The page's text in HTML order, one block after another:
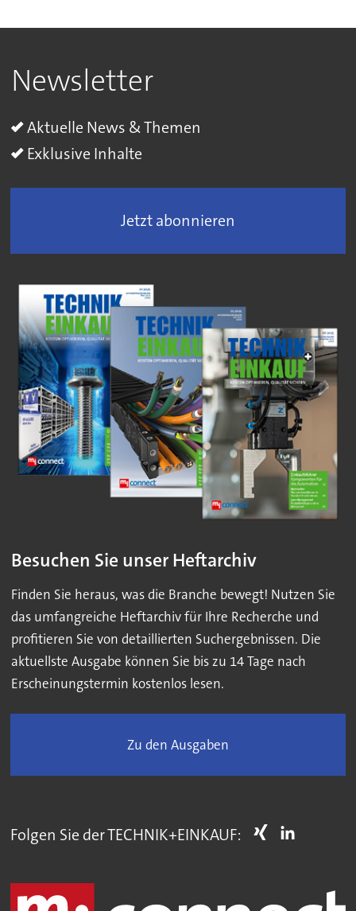
Newsletter
Aktuelle News & Themen
Exklusive Inhalte
Jetzt abonnieren
Besuchen Sie unser Heftarchiv
Finden Sie heraus, was die Branche bewegt! Nutzen Sie
das umfangreiche Heftarchiv für Ihre Recherche und
profitieren Sie von detaillierten Suchergebnissen. Die
aktuellste Ausgabe können Sie bis zu 14 Tage nach
Erscheinungstermin kostenlos lesen.
Zu den Ausgaben
Folgen Sie der TECHNIK+EINKAUF: